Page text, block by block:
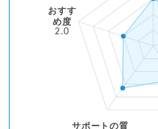
サポートの質
おすす
め度
2.0